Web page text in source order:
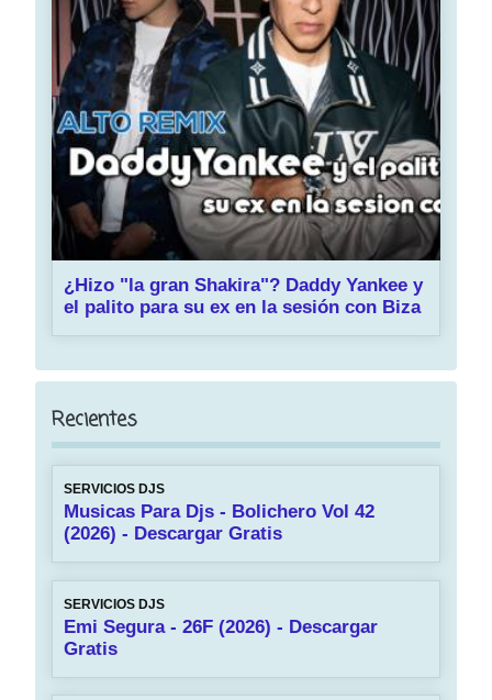
¿Hizo "la gran Shakira"? Daddy Yankee y
el palito para su ex en la sesión con Biza
Recientes
SERVICIOS DJS
Musicas Para Djs - Bolichero Vol 42
(2026) - Descargar Gratis
SERVICIOS DJS
Emi Segura - 26F (2026) - Descargar
Gratis